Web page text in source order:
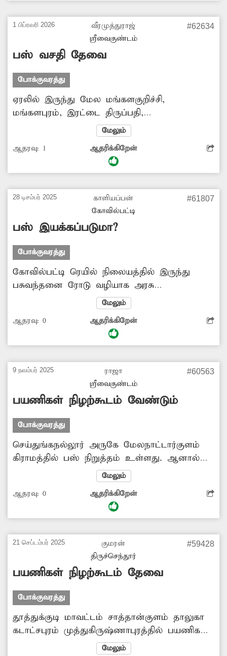
1 பிப்ரவரி 2026
வீரமுத்துராஜ்
ஸ்ரீவைகுண்டம்
#62634
பஸ் வசதி தேவை
போக்குவரத்து
ஏரலில் இருந்து மேல மங்களகுறிச்சி,
மங்களபுரம், இரட்டை திருப்பதி,
சிவராமமங்கலம், வரதராஜபுரம், காடுவெட்டி,
ஆழ்வார்தோப்பு, நவலட்சுமிபுரம், நளராஜபுரம்
வழியாக ஸ்ரீவைகுண்டத்துக்கு பஸ் வசதி
இல்லை. சமீபத்தில் இயக்கப்பட்ட மினி பஸ்சும்
இல்லாத கிராமங்கள் வழியாக அரசு டவுன் பஸ்
இயக்க அதிகாரிகள் ஏற்பாடு செய்ய
மேலும்
ஆதரவு: 1 ஆதரிக்கிறேன்
28 டிசம்பர் 2025
காளியப்பன்
கோவில்பட்டி
#61807
பஸ் இயக்கப்படுமா?
போக்குவரத்து
கோவில்பட்டி ரெயில் நிலையத்தில் இருந்து
பசுவந்தனை ரோடு வழியாக அரசு
ஆஸ்பத்திரிக்கு இரவில் பஸ் வசதி இல்லை.
எனவே அரசு டவுன் பஸ் அல்லது மினி பஸ்
இயக்கப்பட்டால் பொதுமக்களுக்கு உதவியாக
இருக்கும். இதற்கு அதிகாரிகள் ஏற்பாடு
மேலும்
ஆதரவு: 0 ஆதரிக்கிறேன்
9 நவம்பர் 2025
ராஜா
ஸ்ரீவைகுண்டம்
#60563
பயணிகள் நிழற்கூடம் வேண்டும்
போக்குவரத்து
செய்துங்கநல்லூர் அருகே மேலநாட்டார்குளம்
கிராமத்தில் பஸ் நிறுத்தம் உள்ளது. ஆனால்
பயணிகள் நிழற்கூடமும், அமர்வதற்கு
இருக்கைகளோ இல்லை. இதனால் பயணிகள்
மழையிலும், வெயிலிலும் கால்கடுக்க நிற்க
வேண்டியுள்ளது. எனவே அங்கு இருக்கைகள்
அதிகாரிகள் நடவடிக்கை மேற்கொள்ள
மேலும்
ஆதரவு: 0 ஆதரிக்கிறேன்
21 செப்டம்பர் 2025
குமரன்
திருச்செந்தூர்
#59428
பயணிகள் நிழற்கூடம் தேவை
போக்குவரத்து
தூத்துக்குடி மாவட்டம் சாத்தான்குளம் தாலுகா
கடாட்சபுரம் முத்துகிருஷ்ணாபுரத்தில் பயணிகள்
நிழற்கூடம் சேதமடைந்த நிலையில் இருந்ததால்
மேலும்